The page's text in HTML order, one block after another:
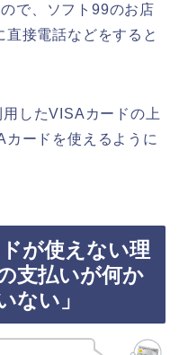
で、ソフト99のお店
接電話などをすると
したVISAカードの上
ードを使えるように
が使えない理
支払いが何か
ない」